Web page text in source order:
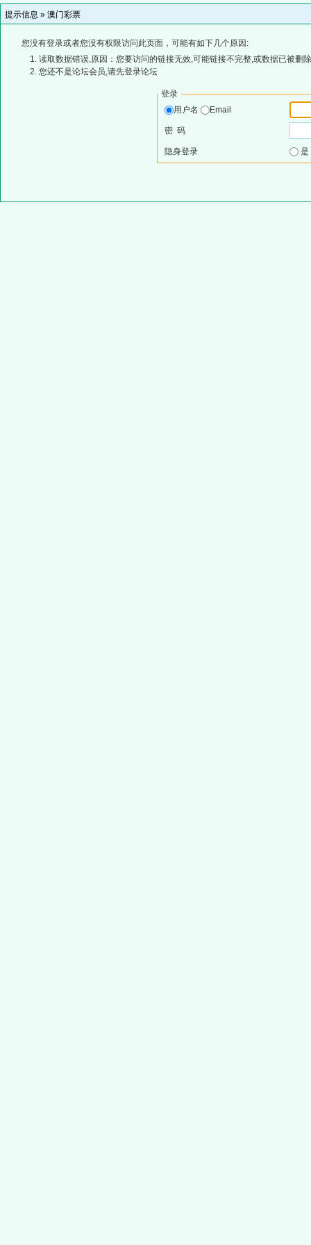
提示信息 » 澳门彩票
您没有登录或者您没有权限访问此页面，可能有如下几个原因:
读取数据错误,原因：您要访问的链接无效,可能链接不完整,或数据已被删
您还不是论坛会员,请先登录论坛
登录
用户名
Email
密 码
隐身登录